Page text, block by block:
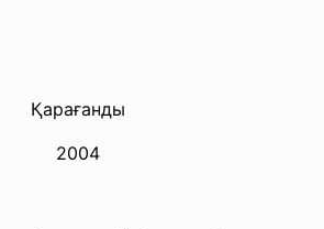
Қарағанды
2004